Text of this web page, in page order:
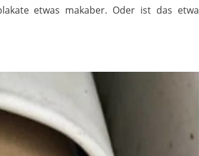
etwas makaber. Oder ist das etwa